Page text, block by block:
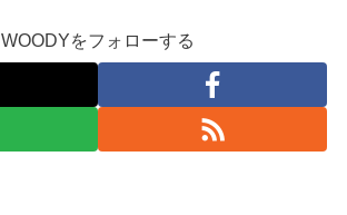
WOODYをフォローする